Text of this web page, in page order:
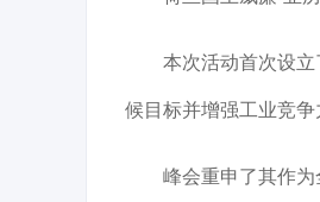
本次活动首次设
候目标并增强工业竞争
峰会重申了其作